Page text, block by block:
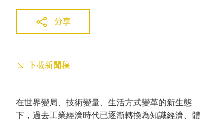
分享
下載新聞稿
在世界變局、技術變量、生活方式變革的新生態
下，過去工業經濟時代已逐漸轉換為知識經濟、體